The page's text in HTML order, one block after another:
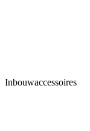
Inbouwaccessoires